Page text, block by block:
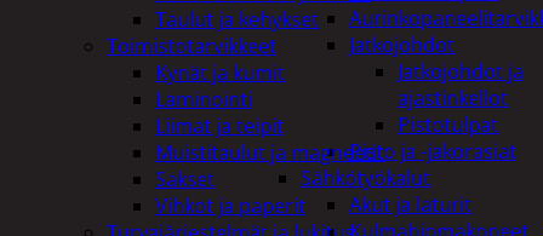
Jatkojohdot
Jatkojohdot ja
ajastinkellot
Pistotulpat
Pisto ja -jakorasiat
Sähkötyökalut
Akut ja laturit
Taulut ja kehykset
Toimistotarvikkeet
Kynät ja kumit
Laminointi
Liimat ja teipit
Muistitaulut ja magneetit
Sakset
Vihkot ja paperit